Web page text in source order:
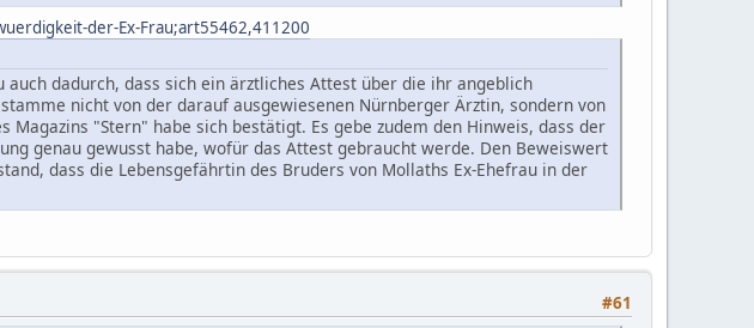
der-Ex-Frau;art55462,411200
dadurch, dass sich ein ärztliches Attest über die ihr angeblich
nicht von der darauf ausgewiesenen Nürnberger Ärztin, sondern von
"Stern" habe sich bestätigt. Es gebe zudem den Hinweis, dass der
genau gewusst habe, wofür das Attest gebraucht werde. Den Beweiswert
dass die Lebensgefährtin des Bruders von Mollaths Ex-Ehefrau in der
#61